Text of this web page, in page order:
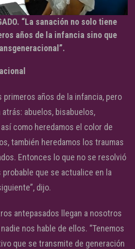
“La sanación no solo tiene
años de la infancia sino que
primeros años de la infancia, pero
abuelos, bisabuelos,
como heredamos el color de
también heredamos los traumas
Entonces lo que no se resolvió
probable que se actualice en la
dijo.
antepasados llegan a nosotros
nos hable de ellos. “Tenemos
que se transmite de generación